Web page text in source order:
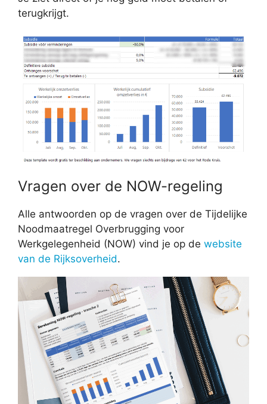
terugkrijgt.
Vragen over de NOW-regeling
Alle antwoorden op de vragen over de Tijdelijke
Noodmaatregel Overbrugging voor
Werkgelegenheid (NOW) vind je op de website
van de Rijksoverheid.